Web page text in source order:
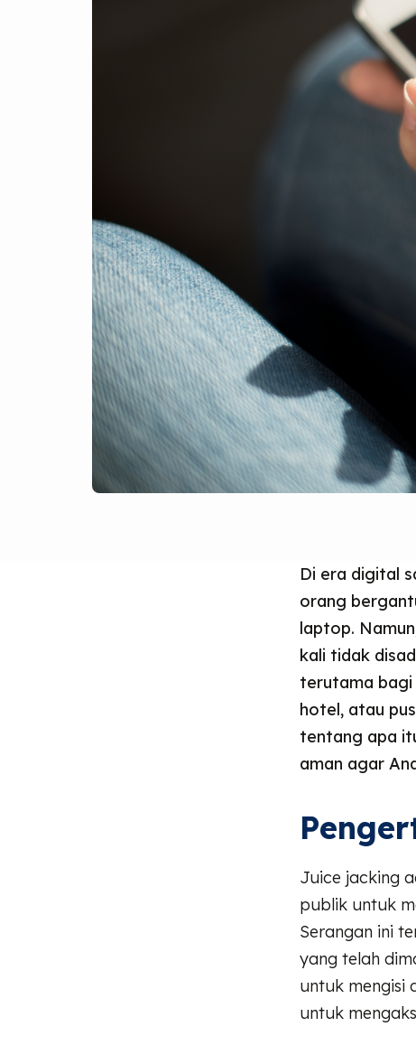
Di era digital
orang
laptop.
kali tidak
terutama bagi
hotel, atau
tentang apa
aman agar
Juice jacking
publik untuk
Serangan ini
yang telah
untuk mengisi
untuk